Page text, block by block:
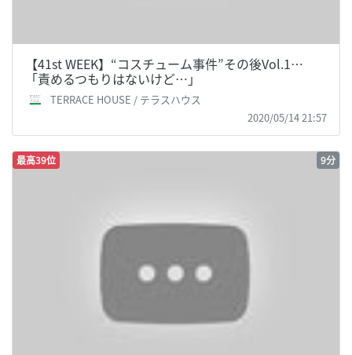
【41st WEEK】“コスチューム事件”その後Vol.1…
「責めるつもりはないけど…」
TERRACE HOUSE / テラスハウス
2020/05/14 21:57
最高39位 9分